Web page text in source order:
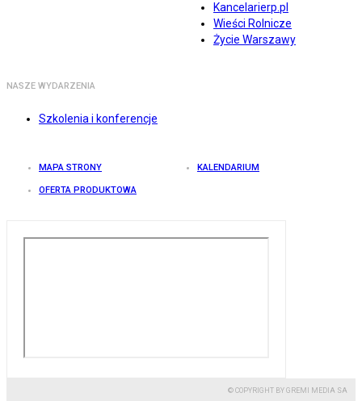
Kancelarierp.pl
Wieści Rolnicze
Życie Warszawy
NASZE WYDARZENIA
Szkolenia i konferencje
MAPA STRONY KALENDARIUM
OFERTA PRODUKTOWA
© COPYRIGHT BY GREMI MEDIA SA